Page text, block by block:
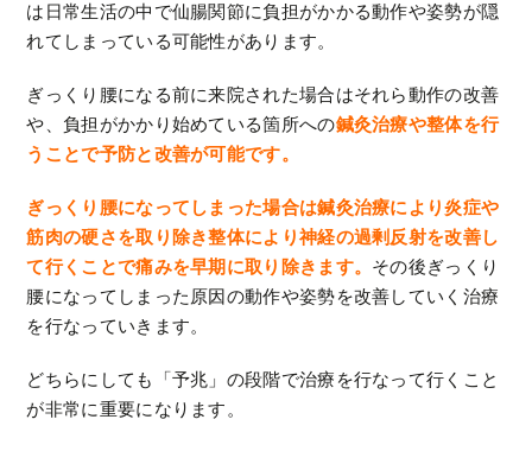
は日常生活の中で仙腸関節に負担がかかる動作や姿勢が隠
れてしまっている可能性があります。
ぎっくり腰になる前に来院された場合はそれら動作の改善
や、負担がかかり始めている箇所への鍼灸治療や整体を行
うことで予防と改善が可能です。
ぎっくり腰になってしまった場合は鍼灸治療により炎症や
筋肉の硬さを取り除き整体により神経の過剰反射を改善し
て行くことで痛みを早期に取り除きます。 その後ぎっくり
腰になってしまった原因の動作や姿勢を改善していく治療
を行なっていきます。
どちらにしても「予兆」の段階で治療を行なって行くこと
が非常に重要になります。